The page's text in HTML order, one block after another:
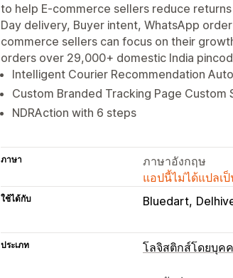
to help E-commerce sellers reduce
Day delivery, Buyer intent, WhatsApp
commerce sellers can focus on their
orders over 29,000+ domestic India
Intelligent Courier Recommendation
Custom Branded Tracking Page Custom
NDRAction with 6 steps
ภาษา
ภาษาอังกฤษ
แอปนี้ไม่ได้แปลเ
ใช้ได้กับ Bluedart
ประเภท โลจิสติกส์โดยบุค